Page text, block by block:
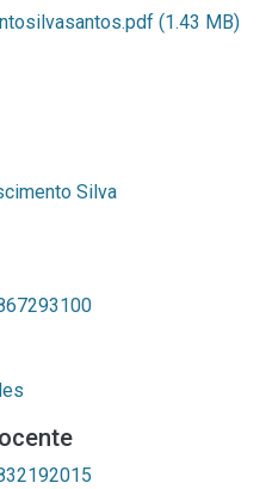
(1.43 MB)
Silva